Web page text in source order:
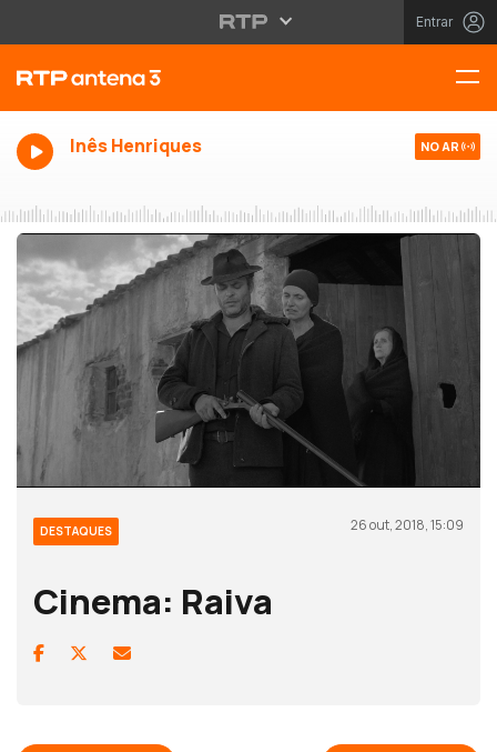
Entrar
Inês Henriques NO AR
DESTAQUES 26 out, 2018, 15:09
Cinema: Raiva